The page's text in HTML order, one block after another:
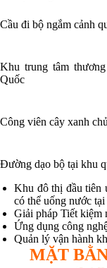
Cầu đi bộ ngắm cảnh
Khu trung tâm
Quốc
Công viên cây xanh
Đường dạo bộ tại khu
Khu đô thị đầu tiên
có thể uống nước
Giải pháp Tiết kiệm
Ứng dụng công
Quản lý vận hành
MẶT